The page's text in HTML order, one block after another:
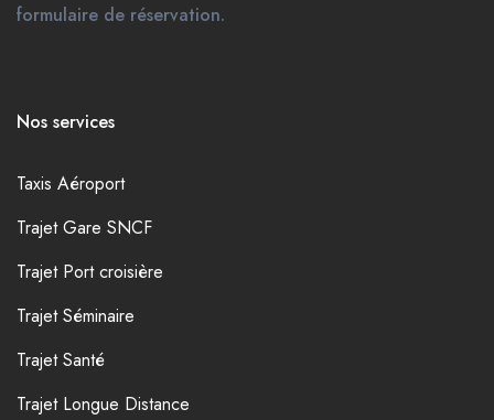
formulaire de réservation.
Nos services
Taxis Aéroport
Trajet Gare SNCF
Trajet Port croisière
Trajet Séminaire
Trajet Santé
Trajet Longue Distance